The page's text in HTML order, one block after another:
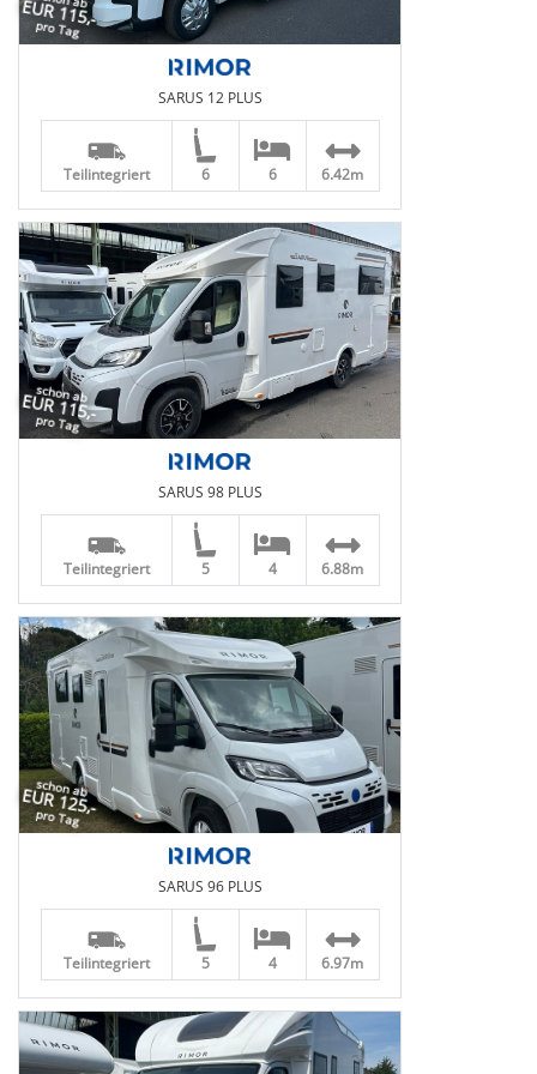
EUR 115,-
pro Tag
SARUS 12 PLUS
Teilintegriert 6 6 6.42m
schon ab
EUR 115,-
pro Tag
SARUS 98 PLUS
Teilintegriert 5 4 6.88m
schon ab
EUR 125,-
pro Tag
SARUS 96 PLUS
Teilintegriert 5 4 6.97m